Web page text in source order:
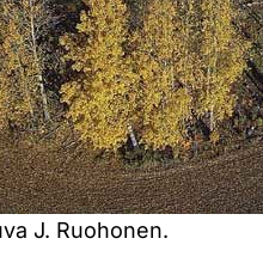
J. Ruohonen.